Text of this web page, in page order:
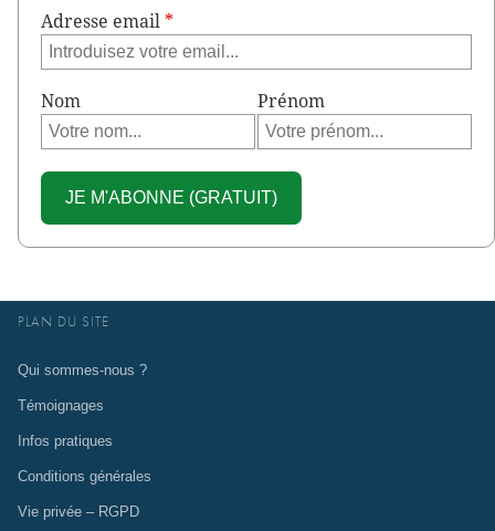
Adresse email *
Nom Prénom
PLAN DU SITE
Qui sommes-nous ?
Témoignages
Infos pratiques
Conditions générales
Vie privée – RGPD